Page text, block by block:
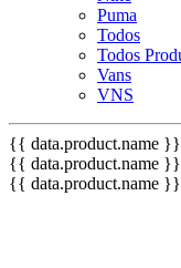
Puma
Todos
Todos
Vans
VNS
{{ data.product.name }}
{{ data.product.name }}
{{ data.product.name }}